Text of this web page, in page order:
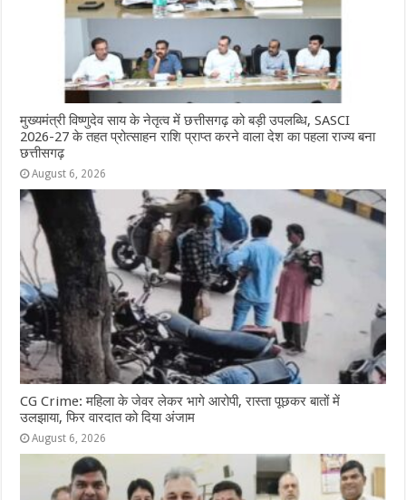
मुख्यमंत्री विष्णुदेव साय के नेतृत्व में छत्तीसगढ़ को बड़ी उपलब्धि, SASCI
2026-27 के तहत प्रोत्साहन राशि प्राप्त करने वाला देश का पहला राज्य बना
छत्तीसगढ़
August 6, 2026
CG Crime: महिला के जेवर लेकर भागे आरोपी, रास्ता पूछकर बातों में
उलझाया, फिर वारदात को दिया अंजाम
August 6, 2026